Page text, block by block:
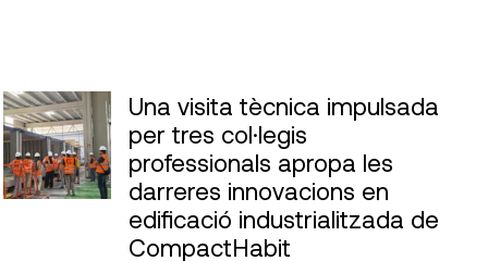
Una visita tècnica impulsada
per tres col·legis
professionals apropa les
darreres innovacions en
edificació industrialitzada de
CompactHabit